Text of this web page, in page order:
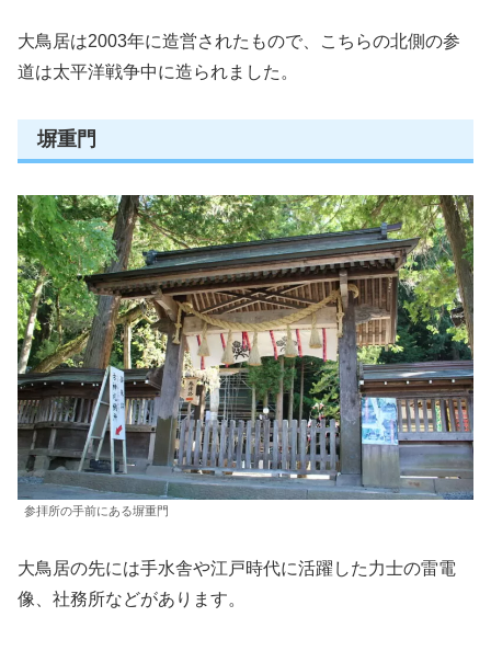
大鳥居は2003年に造営されたもので、こちらの北側の参
道は太平洋戦争中に造られました。
塀重門
参拝所の手前にある塀重門
大鳥居の先には手水舎や江戸時代に活躍した力士の雷電
像、社務所などがあります。